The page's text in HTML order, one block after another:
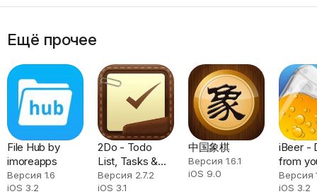
Ещё прочее
File Hub by
imoreapps
Версия 1.6
iOS 3.2
2Do - Todo
List, Tasks &
Notes
Версия 2.7.2
iOS 3.1
中国象棋
Версия 1.6.1
iOS 9.0
iBeer -
from
phone
Версия
iOS 3.2